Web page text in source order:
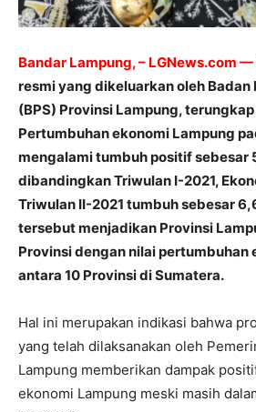
Bandar Lampung, – LGNews.com —
resmi yang dikeluarkan oleh
(BPS) Provinsi Lampung,
Pertumbuhan ekonomi Lampung
mengalami tumbuh positif sebesar
dibandingkan Triwulan I-2021,
Triwulan II-2021 tumbuh sebesar
tersebut menjadikan Provinsi
Provinsi dengan nilai
antara 10 Provinsi di Sumatera.
Hal ini merupakan indikasi bahwa
yang telah dilaksanakan oleh
Lampung memberikan dampak
ekonomi Lampung meski masih